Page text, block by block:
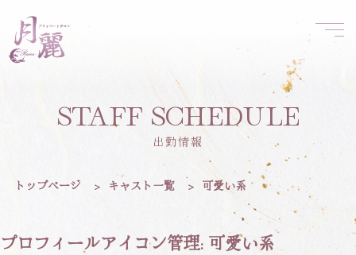
出勤情報
STAFF SCHEDULE
トップページ > キャスト一覧 > 可愛い系
プロフィールアイコン管理: 可愛い系